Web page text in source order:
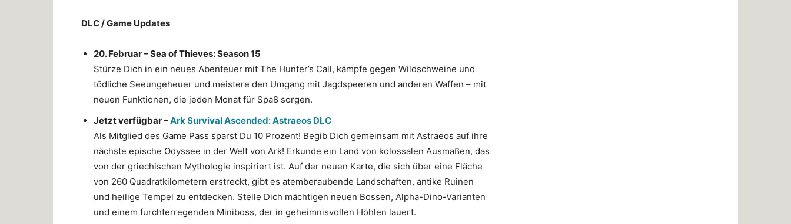
DLC / Game Updates
20. Februar – Sea of Thieves: Season 15
Stürze Dich in ein neues Abenteuer mit The Hunter’s Call, kämpfe gegen Wildschweine und
tödliche Seeungeheuer und meistere den Umgang mit Jagdspeeren und anderen Waffen – mit
neuen Funktionen, die jeden Monat für Spaß sorgen.
Jetzt verfügbar –Ark Survival Ascended: Astraeos DLC
Als Mitglied des Game Pass sparst Du 10 Prozent! Begib Dich gemeinsam mit Astraeos auf ihre
nächste epische Odyssee in der Welt von Ark! Erkunde ein Land von kolossalen Ausmaßen, das
von der griechischen Mythologie inspiriert ist. Auf der neuen Karte, die sich über eine Fläche
von 260 Quadratkilometern erstreckt, gibt es atemberaubende Landschaften, antike Ruinen
und heilige Tempel zu entdecken. Stelle Dich mächtigen neuen Bossen, Alpha-Dino-Varianten
und einem furchterregenden Miniboss, der in geheimnisvollen Höhlen lauert.